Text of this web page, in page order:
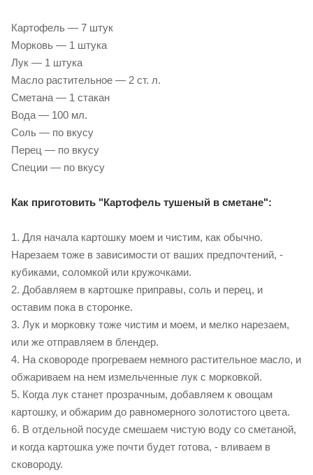
Картофель — 7 штук
Морковь — 1 штука
Лук — 1 штука
Масло растительное — 2 ст. л.
Сметана — 1 стакан
Вода — 100 мл.
Соль — по вкусу
Перец — по вкусу
Специи — по вкусу
Как приготовить "Картофель тушеный в сметане":
1. Для начала картошку моем и чистим, как обычно.
Нарезаем тоже в зависимости от ваших предпочтений, -
кубиками, соломкой или кружочками.
2. Добавляем в картошке приправы, соль и перец, и
оставим пока в сторонке.
3. Лук и морковку тоже чистим и моем, и мелко нарезаем,
или же отправляем в блендер.
4. На сковороде прогреваем немного растительное масло, и
обжариваем на нем измельченные лук с морковкой.
5. Когда лук станет прозрачным, добавляем к овощам
картошку, и обжарим до равномерного золотистого цвета.
6. В отдельной посуде смешаем чистую воду со сметаной,
и когда картошка уже почти будет готова, - вливаем в
сковороду.